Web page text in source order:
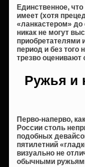
Единственное,
имеет (хотя
«ланкастером» до
никак не могут
приобретателями
период и без того
трезво оценивают
Ружья и
Перво-наперво,
России столь
подобных
пятилетний
визуально не
обычными